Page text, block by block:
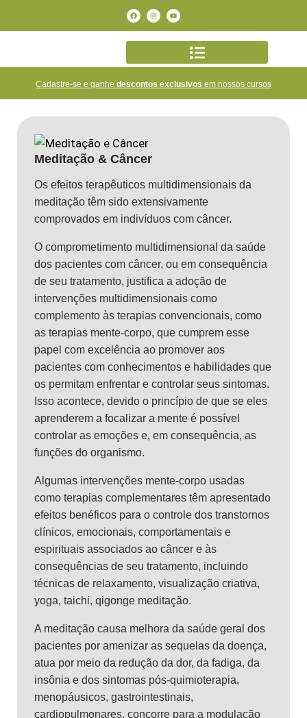
Cadastre-se e ganhe descontos exclusivos em nossos cursos
Meditação & Câncer
Os efeitos terapêuticos multidimensionais da
meditação têm sido extensivamente
comprovados em indivíduos com câncer.
O comprometimento multidimensional da saúde
dos pacientes com câncer, ou em consequência
de seu tratamento, justifica a adoção de
intervenções multidimensionais como
complemento às terapias convencionais, como
as terapias mente-corpo, que cumprem esse
papel com excelência ao promover aos
pacientes com conhecimentos e habilidades que
os permitam enfrentar e controlar seus sintomas.
Isso acontece, devido o princípio de que se eles
aprenderem a focalizar a mente é possível
controlar as emoções e, em consequência, as
funções do organismo.
Algumas intervenções mente-corpo usadas
como terapias complementares têm apresentado
efeitos benéficos para o controle dos transtornos
clínicos, emocionais, comportamentais e
espirituais associados ao câncer e às
consequências de seu tratamento, incluindo
técnicas de relaxamento, visualização criativa,
yoga, taichi, qigonge meditação.
A meditação causa melhora da saúde geral dos
pacientes por amenizar as sequelas da doença,
atua por meio da redução da dor, da fadiga, da
insônia e dos sintomas pós-quimioterapia,
menopáusicos, gastrointestinais,
cardiopulmonares, concorre para a modulação